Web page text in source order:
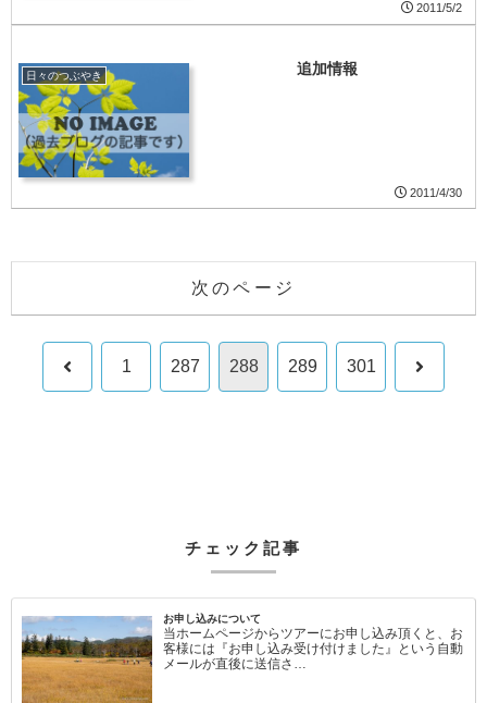
2011/5/2
日々のつぶやき 追加情報
2011/4/30
次のページ
前 1 287 288 289 301 次
チェック記事
お申し込みについて
当ホームページからツアーにお申し込み頂くと、お
客様には『お申し込み受け付けました』という自動
メールが直後に送信さ…